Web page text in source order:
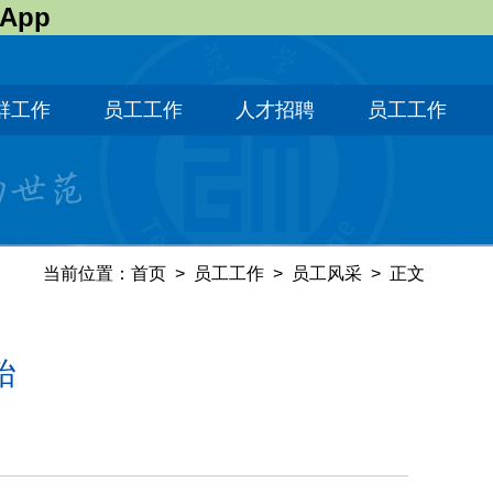
工作 员工工作 人才招聘 员工工作
当前位置： 首页 > 员工工作 > 员工风采 > 正文